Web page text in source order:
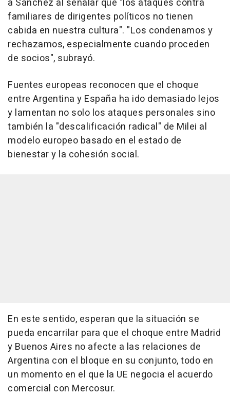
a Sánchez al señalar que "los ataques contra
familiares de dirigentes políticos no tienen
cabida en nuestra cultura". "Los condenamos y
rechazamos, especialmente cuando proceden
de socios", subrayó.
Fuentes europeas reconocen que el choque
entre Argentina y España ha ido demasiado lejos
y lamentan no solo los ataques personales sino
también la "descalificación radical" de Milei al
modelo europeo basado en el estado de
bienestar y la cohesión social.
En este sentido, esperan que la situación se
pueda encarrilar para que el choque entre Madrid
y Buenos Aires no afecte a las relaciones de
Argentina con el bloque en su conjunto, todo en
un momento en el que la UE negocia el acuerdo
comercial con Mercosur.